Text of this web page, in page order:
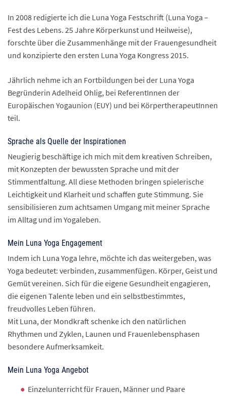
In 2008 redigierte ich die Luna Yoga Festschrift (Luna Yoga –
Fest des Lebens. 25 Jahre Körperkunst und Heilweise),
forschte über die Zusammenhänge mit der Frauengesundheit
und konzipierte den ersten Luna Yoga Kongress 2015.
Jährlich nehme ich an Fortbildungen bei der Luna Yoga
Begründerin Adelheid Ohlig, bei ReferentInnen der
Europäischen Yogaunion (EUY) und bei KörpertherapeutInnen
teil.
Sprache als Quelle der Inspirationen
Neugierig beschäftige ich mich mit dem kreativen Schreiben,
mit Konzepten der bewussten Sprache und mit der
Stimmentfaltung. All diese Methoden bringen spielerische
Leichtigkeit und Klarheit und schaffen gute Stimmung. Sie
sensibilisieren zum achtsamen Umgang mit meiner Sprache
im Alltag und im Yogaleben.
Mein Luna Yoga Engagement
Indem ich Luna Yoga lehre, möchte ich das weitergeben, was
Yoga bedeutet: verbinden, zusammenfügen. Körper, Geist und
Gemüt vereinen. Sich für die eigene Gesundheit engagieren,
die eigenen Talente leben und ein selbstbestimmtes,
freudvolles Leben führen.
Mit Luna, der Mondkraft schenke ich den natürlichen
Rhythmen und Zyklen, Launen und Frauenlebensphasen
besondere Aufmerksamkeit.
Mein Luna Yoga Angebot
Einzelunterricht für Frauen, Männer und Paare